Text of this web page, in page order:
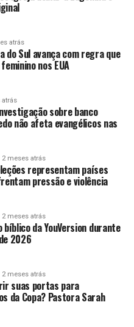
atrás
do Sul avança com regra que
nos EUA
atrás
sobre banco
não afeta evangélicos nas
2 meses atrás
representam países
pressão e violência
2 meses atrás
da YouVersion durante
2026
2 meses atrás
suas portas para
da Copa? Pastora Sarah